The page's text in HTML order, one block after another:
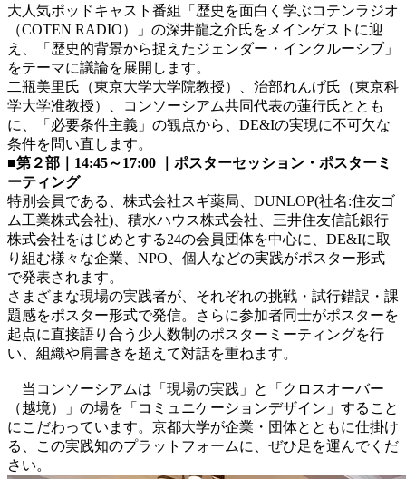
大人気ポッドキャスト番組「歴史を面白く学ぶコテンラジオ
（COTEN RADIO）」の深井龍之介氏をメインゲストに迎
え、「歴史的背景から捉えたジェンダー・インクルーシブ」
をテーマに議論を展開します。
二瓶美里氏（東京大学大学院教授）、治部れんげ氏（東京科
学大学准教授）、コンソーシアム共同代表の蓮行氏ととも
に、「必要条件主義」の観点から、DE&Iの実現に不可欠な
条件を問い直します。
■第２部｜14:45～17:00 ｜ポスターセッション・ポスターミ
ーティング
特別会員である、株式会社スギ薬局、DUNLOP(社名:住友ゴ
ム工業株式会社)、積水ハウス株式会社、三井住友信託銀行
株式会社をはじめとする24の会員団体を中心に、DE&Iに取
り組む様々な企業、NPO、個人などの実践がポスター形式
で発表されます。
さまざまな現場の実践者が、それぞれの挑戦・試行錯誤・課
題感をポスター形式で発信。さらに参加者同士がポスターを
起点に直接語り合う少人数制のポスターミーティングを行
い、組織や肩書きを超えて対話を重ねます。
当コンソーシアムは「現場の実践」と「クロスオーバー
（越境）」の場を「コミュニケーションデザイン」すること
にこだわっています。京都大学が企業・団体とともに仕掛け
る、この実践知のプラットフォームに、ぜひ足を運んでくだ
さい。